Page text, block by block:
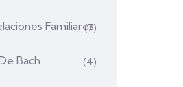
Familiares
(7)
Bach (4)